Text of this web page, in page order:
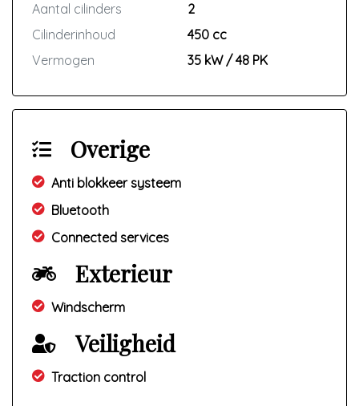
Aantal cilinders
2
Cilinderinhoud
450 cc
Vermogen
35 kW / 48 PK
Overige
Anti blokkeer systeem
Bluetooth
Connected services
Exterieur
Windscherm
Veiligheid
Traction control